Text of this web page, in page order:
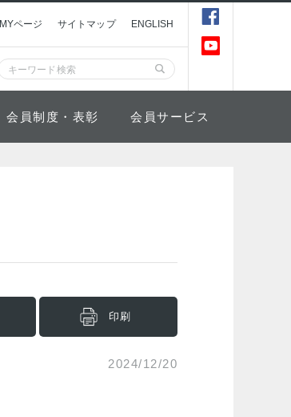
MYページ サイトマップ ENGLISH
会員制度・表彰 会員サービス
印刷
2024/12/20